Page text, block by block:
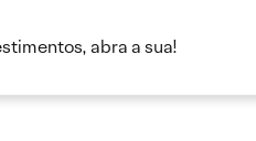
abra a sua!